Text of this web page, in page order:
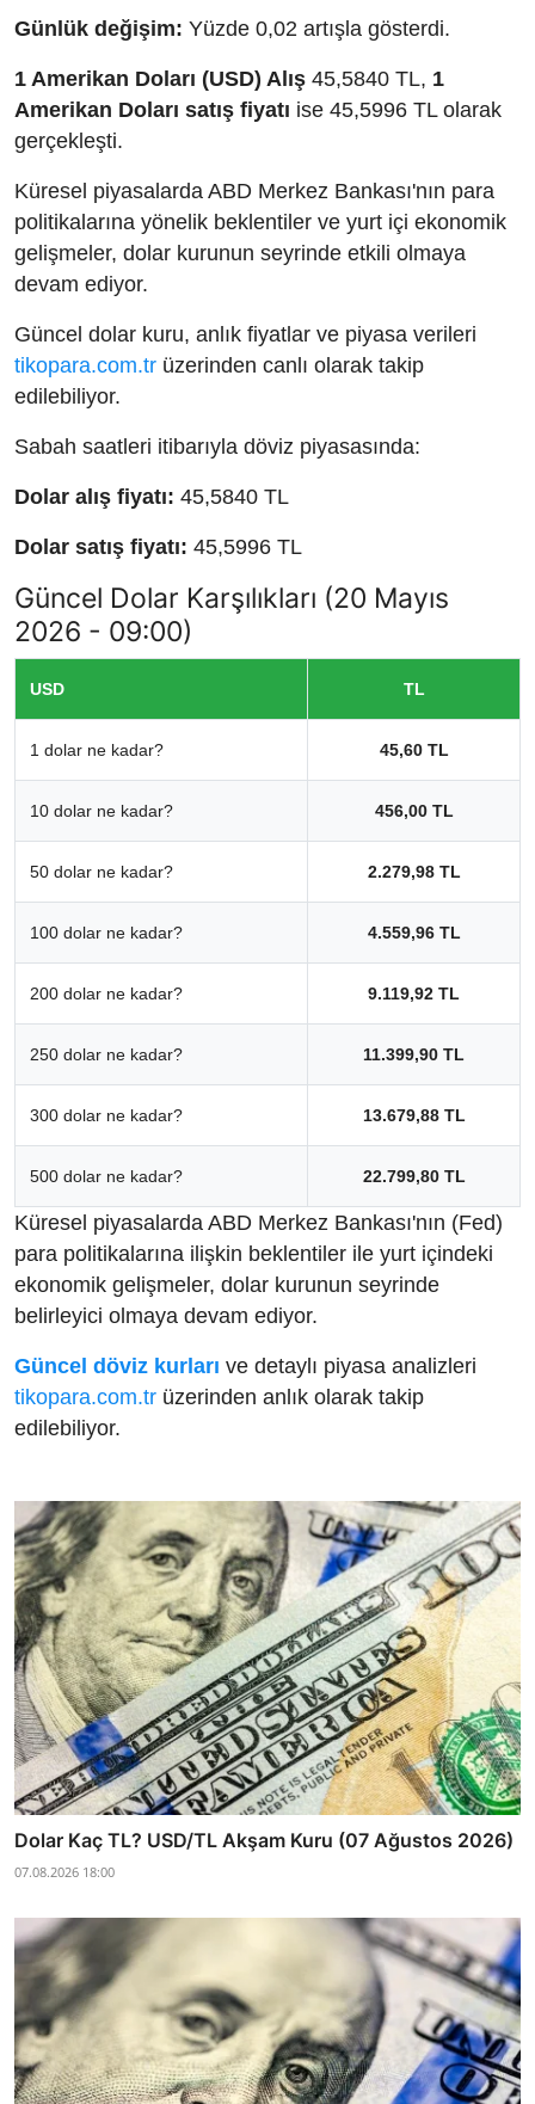
Günlük değişim: Yüzde 0,02 artışla gösterdi.
1 Amerikan Doları (USD) Alış 45,5840 TL, 1
Amerikan Doları satış fiyatı ise 45,5996 TL olarak
gerçekleşti.
Küresel piyasalarda ABD Merkez Bankası'nın para
politikalarına yönelik beklentiler ve yurt içi ekonomik
gelişmeler, dolar kurunun seyrinde etkili olmaya
devam ediyor.
Güncel dolar kuru, anlık fiyatlar ve piyasa verileri
tikopara.com.tr üzerinden canlı olarak takip
edilebiliyor.
Sabah saatleri itibarıyla döviz piyasasında:
Dolar alış fiyatı: 45,5840 TL
Dolar satış fiyatı: 45,5996 TL
Güncel Dolar Karşılıkları (20 Mayıs
2026 - 09:00)
USD TL
1 dolar ne kadar? 45,60 TL
10 dolar ne kadar? 456,00 TL
50 dolar ne kadar? 2.279,98 TL
100 dolar ne kadar? 4.559,96 TL
200 dolar ne kadar? 9.119,92 TL
250 dolar ne kadar? 11.399,90 TL
300 dolar ne kadar? 13.679,88 TL
500 dolar ne kadar? 22.799,80 TL
Küresel piyasalarda ABD Merkez Bankası'nın (Fed)
para politikalarına ilişkin beklentiler ile yurt içindeki
ekonomik gelişmeler, dolar kurunun seyrinde
belirleyici olmaya devam ediyor.
Güncel döviz kurları ve detaylı piyasa analizleri
tikopara.com.tr üzerinden anlık olarak takip
edilebiliyor.
Dolar Kaç TL? USD/TL Akşam Kuru (07 Ağustos 2026)
07.08.2026 18:00